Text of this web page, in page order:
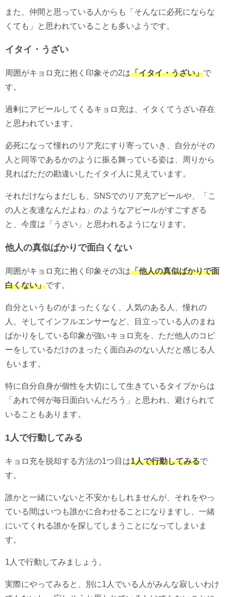
また、仲間と思っている人からも「そんなに必死にならな
くても」と思われていることも多いようです。
イタイ・うざい
周囲がキョロ充に抱く印象その2は「イタイ・うざい」で
す。
過剰にアピールしてくるキョロ充は、イタくてうざい存在
と思われています。
必死になって憧れのリア充にすり寄っていき、自分がその
人と同等であるかのように振る舞っている姿は、周りから
見ればただの勘違いしたイタイ人に見えています。
それだけならまだしも、SNSでのリア充アピールや、「こ
の人と友達なんだよね」のようなアピールがすごすぎる
と、今度は「うざい」と思われるようになります。
他人の真似ばかりで面白くない
周囲がキョロ充に抱く印象その3は「他人の真似ばかりで面
白くない」です。
自分というものがまったくなく、人気のある人、憧れの
人、そしてインフルエンサーなど、目立っている人のまね
ばかりをしている印象が強いキョロ充を、ただ他人のコピ
ーをしているだけのまったく面白みのない人だと感じる人
もいます。
特に自分自身が個性を大切にして生きているタイプからは
「あれで何が毎日面白いんだろう」と思われ、避けられて
いることもあります。
1人で行動してみる
キョロ充を脱却する方法の1つ目は1人で行動してみるで
す。
誰かと一緒にいないと不安かもしれませんが、それをやっ
ている間はいつも誰かに合わせることになりますし、一緒
にいてくれる誰かを探してしまうことになってしまいま
す。
1人で行動してみましょう。
実際にやってみると、別に1人でいる人がみんな寂しいわけ